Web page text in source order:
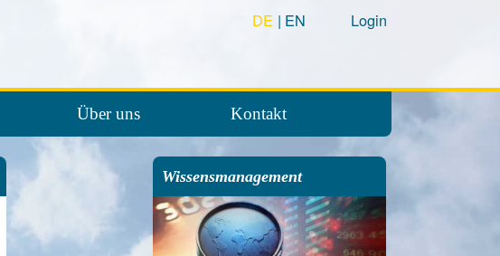
Login
DE EN
Über uns Kontakt
Wissensmanagement